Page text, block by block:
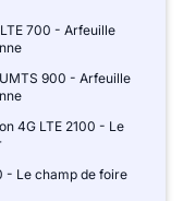
700 - Arfeuille
900 - Arfeuille
4G LTE 2100 - Le
- Le champ de foire